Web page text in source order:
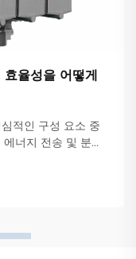
율성을 어떻게
적인 구성 요소 중
너지 전송 및 분배
여...